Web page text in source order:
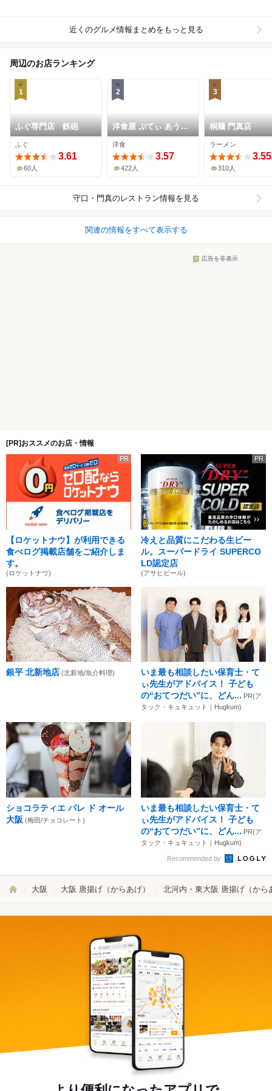
近くのグルメ情報まとめをもっと見る
周辺のお店ランキング
1
ふぐ専門店 鉄砲
ふぐ
3.61
60人
2
洋食屋 ぷてぃ あう゛
ぃにょん
洋食
3.57
422人
3
桐麺 門真店
ラーメン
3.55
310人
守口・門真のレストラン情報を見る
関連の情報をすべて表示する
広告を非表示
[PR]おススメのお店・情報
PR
【ロケットナウ】が利用できる
食べログ掲載店舗をご紹介しま
す。
(ロケットナウ)
PR
冷えと品質にこだわる生ビー
ル。スーパードライ SUPERCO
LD認定店
(アサヒビール)
銀平 北新地店 (北新地/魚介料理)
いま最も相談したい保育士・て
ぃ先生がアドバイス！ 子ども
の“おてつだい”に、どん... PR(ア
タック・キュキュット｜Hugkum)
ショコラティエ パレ ド オール
大阪 (梅田/チョコレート)
いま最も相談したい保育士・て
ぃ先生がアドバイス！ 子ども
の“おてつだい”に、どん... PR(ア
タック・キュキュット｜Hugkum)
Recommended by
大阪 大阪 唐揚げ（からあげ） 北河内・東大阪 唐揚げ（から